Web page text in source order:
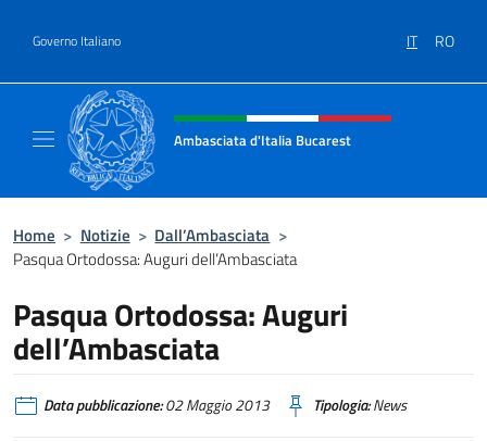
Governo Italiano IT RO
Intestazione sito, social e menù
Ambasciata d'Italia Bucarest
Home > Notizie > Dall’Ambasciata >
Pasqua Ortodossa: Auguri dell’Ambasciata
Pasqua Ortodossa: Auguri
dell’Ambasciata
Data pubblicazione:02 Maggio 2013 Tipologia:News